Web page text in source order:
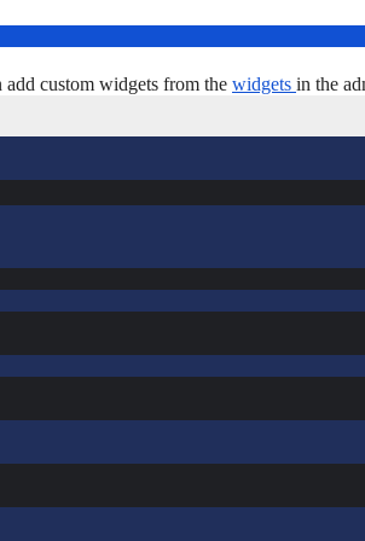
custom widgets from the widgets in the